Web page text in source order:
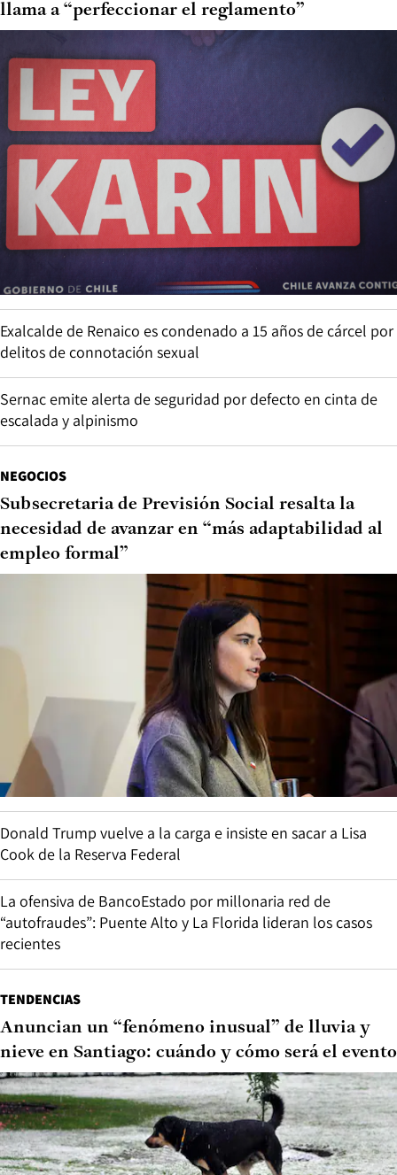
llama a “perfeccionar el reglamento”
Exalcalde de Renaico es condenado a 15 años de cárcel por
delitos de connotación sexual
Sernac emite alerta de seguridad por defecto en cinta de
escalada y alpinismo
NEGOCIOS
Subsecretaria de Previsión Social resalta la
necesidad de avanzar en “más adaptabilidad al
empleo formal”
Donald Trump vuelve a la carga e insiste en sacar a Lisa
Cook de la Reserva Federal
La ofensiva de BancoEstado por millonaria red de
“autofraudes”: Puente Alto y La Florida lideran los casos
recientes
TENDENCIAS
Anuncian un “fenómeno inusual” de lluvia y
nieve en Santiago: cuándo y cómo será el evento